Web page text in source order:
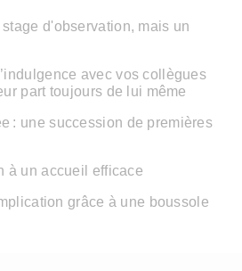
d'observation, mais un
avec vos collègues
part toujours de lui même
: une succession de premières
à un accueil efficace
grâce à une boussole